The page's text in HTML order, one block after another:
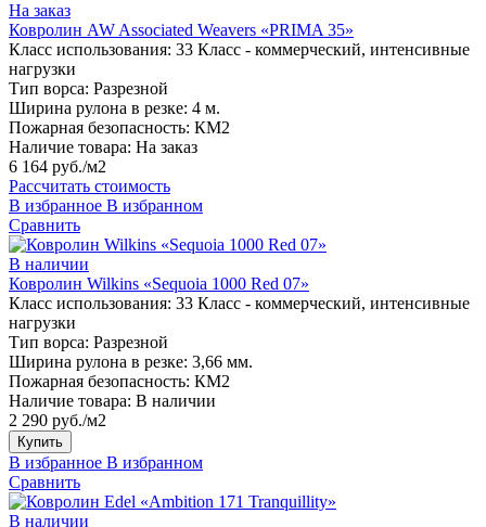
На заказ
Ковролин AW Associated Weavers «PRIMA 35»
Класс использования: 33 Класс - коммерческий, интенсивные
нагрузки
Тип ворса: Разрезной
Ширина рулона в резке: 4 м.
Пожарная безопасность: КМ2
Наличие товара: На заказ
6 164 руб./м2
Рассчитать стоимость
В избранное В избранном
Сравнить
В наличии
Ковролин Wilkins «Sequoia 1000 Red 07»
Класс использования: 33 Класс - коммерческий, интенсивные
нагрузки
Тип ворса: Разрезной
Ширина рулона в резке: 3,66 мм.
Пожарная безопасность: КМ2
Наличие товара: В наличии
2 290 руб./м2
Купить
В избранное В избранном
Сравнить
В наличии